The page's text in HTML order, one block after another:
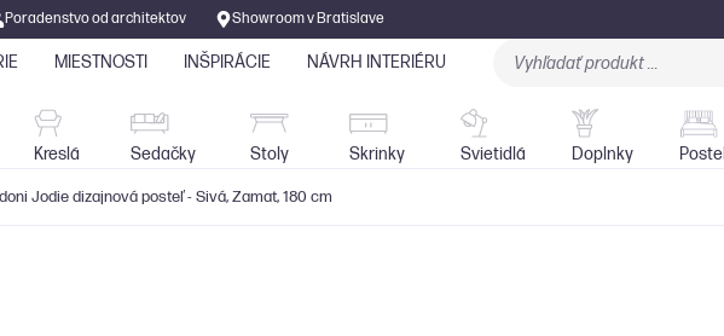
Poradenstvo od architektov Showroom v Bratislave
Kreslá Sedačky Svietidlá
MIESTNOSTI INŠPIRÁCIE NÁVRH INTERIÉRU
Kreslá Sedačky Stoly Skrinky Svietidlá Doplnky
Jodie dizajnová posteľ - Sivá, Zamat, 180 cm